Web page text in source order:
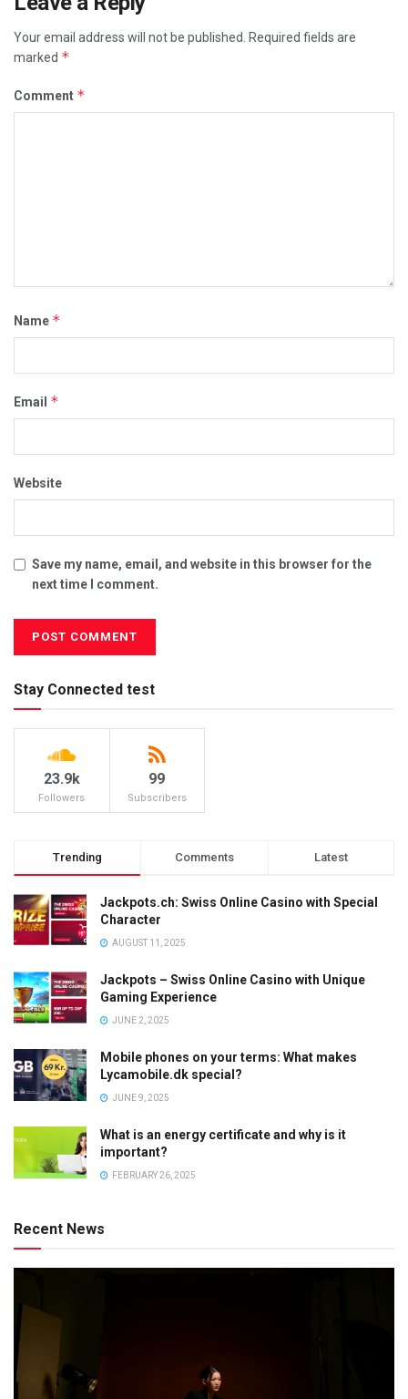
Your email address will not be published.
Required fields are
marked *
Comment *
Name *
Email *
Website
Save my name, email, and website in this browser for the
next time I comment.
Stay Connected test
23.9k
Followers
99
Subscribers
Trending Comments Latest
Jackpots.ch: Swiss Online Casino with Special
Character
AUGUST 11, 2025
Jackpots – Swiss Online Casino with Unique
Gaming Experience
JUNE 2, 2025
Mobile phones on your terms: What makes
Lycamobile.dk special?
JUNE 9, 2025
What is an energy certificate and why is it
important?
FEBRUARY 26, 2025
Recent News